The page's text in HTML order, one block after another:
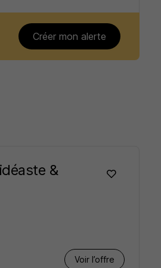
Créer mon alerte
&
Voir l’offre